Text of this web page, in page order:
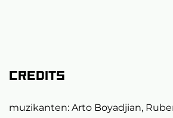
Credits
muzikanten: Arto Boyadjian,